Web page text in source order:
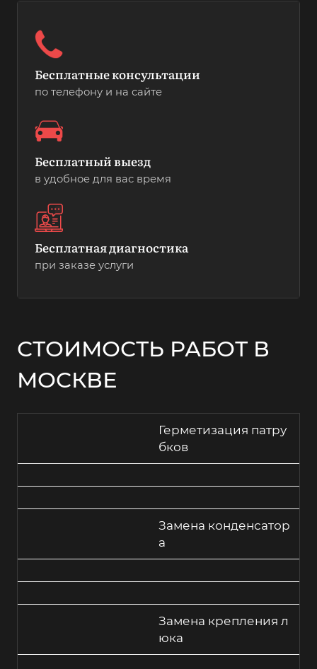
Бесплатные консультации
по телефону и на сайте
Бесплатный выезд
в удобное для вас время
Бесплатная диагностика
при заказе услуги
СТОИМОСТЬ РАБОТ В
МОСКВЕ
Герметизация патру
бков
Замена конденсатор
а
Замена крепления л
юка